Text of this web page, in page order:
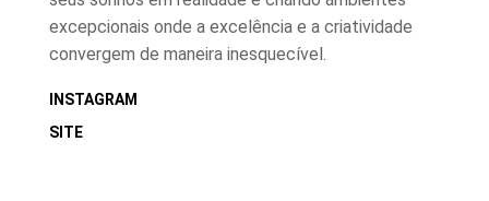
excepcionais onde a excelência e a criatividade
convergem de maneira inesquecível.
INSTAGRAM
SITE